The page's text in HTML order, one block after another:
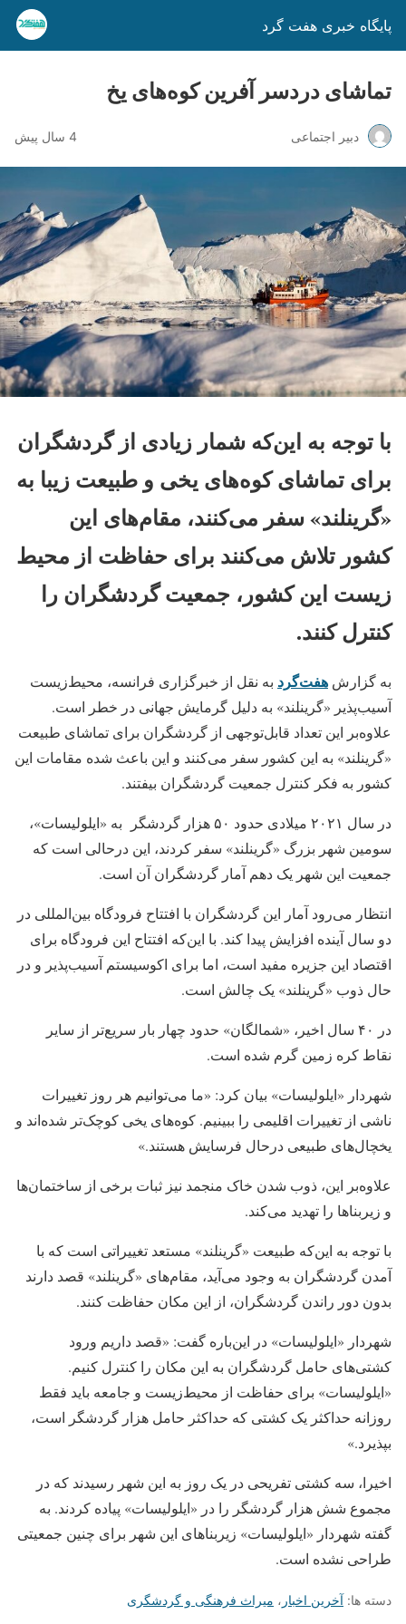
پایگاه خبری هفت گرد
تماشای دردسر آفرین کوه‌های یخ
دبیر اجتماعی 4 سال پیش
با توجه به این‌که شمار زیادی از گردشگران
برای تماشای کوه‌های یخی و طبیعت زیبا به
«گرینلند» سفر می‌کنند، مقام‌های این
کشور تلاش می‌کنند برای حفاظت از محیط‌
زیست این کشور، جمعیت گردشگران را
کنترل کنند.
به گزارش هفت‌گرد به نقل از خبرگزاری فرانسه، محیط‌زیست
آسیب‌پذیر «گرینلند» به دلیل گرمایش جهانی در خطر است.
علاوه‌بر این تعداد قابل‌توجهی از گردشگران برای تماشای طبیعت
«گرینلند» به این کشور سفر می‌کنند و این باعث شده مقامات این
کشور به فکر کنترل جمعیت گردشگران بیفتند.
در سال ۲۰۲۱ میلادی حدود ۵۰ هزار گردشگر به «ایلولیسات»،
سومین شهر بزرگ «گرینلند» سفر کردند، این درحالی است که
جمعیت این شهر یک دهم آمار گردشگران آن است.
انتظار می‌رود آمار این گردشگران با افتتاح فرودگاه بین‌المللی در
دو سال آینده افزایش پیدا کند. با این‌که افتتاح این فرودگاه برای
اقتصاد این جزیره مفید است، اما برای اکوسیستم آسیب‌پذیر و در
حال ذوب «گرینلند» یک چالش است.
در ۴۰ سال اخیر، «شمالگان» حدود چهار بار سریع‌تر از سایر
نقاط کره زمین گرم شده است.
شهردار «ایلولیسات» بیان کرد: «ما می‌توانیم هر روز تغییرات
ناشی از تغییرات اقلیمی را ببینیم. کوه‌های یخی کوچک‌تر شده‌اند و
یخچال‌های طبیعی درحال فرسایش هستند.»
علاوه‌بر این، ذوب شدن خاک منجمد نیز ثبات برخی از ساختمان‌ها
و زیربناها را تهدید می‌کند.
با توجه به این‌که طبیعت «گرینلند» مستعد تغییراتی است که با
آمدن گردشگران به وجود می‌آید، مقام‌های «گرینلند» قصد دارند
بدون دور راندن گردشگران، از این مکان حفاظت کنند.
شهردار «ایلولیسات» در این‌باره گفت: «قصد داریم ورود
کشتی‌های حامل گردشگران به این مکان را کنترل کنیم.
«ایلولیسات» برای حفاظت از محیط‌زیست و جامعه باید فقط
روزانه حداکثر یک کشتی که حداکثر حامل هزار گردشگر است،
بپذیرد.»
اخیرا، سه کشتی تفریحی در یک روز به این شهر رسیدند که در
مجموع شش هزار گردشگر را در «ایلولیسات» پیاده کردند. به
گفته شهردار «ایلولیسات» زیربناهای این شهر برای چنین جمعیتی
طراحی نشده‌ است.
دسته ها: آخرین اخبار ، میراث فرهنگی و گردشگری